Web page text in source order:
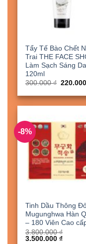
Tẩy Tế Bào Chết
Trai THE FACE
Làm Sạch Sáng Da
120ml
300.000₫ Giá
là:
-8%
Tinh Dầu Thông
Mugunghwa Hàn
– 180 Viên Cao
3.800.000₫
Giá
3.500.000₫Giá